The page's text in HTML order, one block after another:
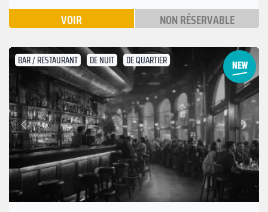
VOIR NON RÉSERVABLE
BAR / RESTAURANT DE NUIT DE QUARTIER
Précédent
Suivant